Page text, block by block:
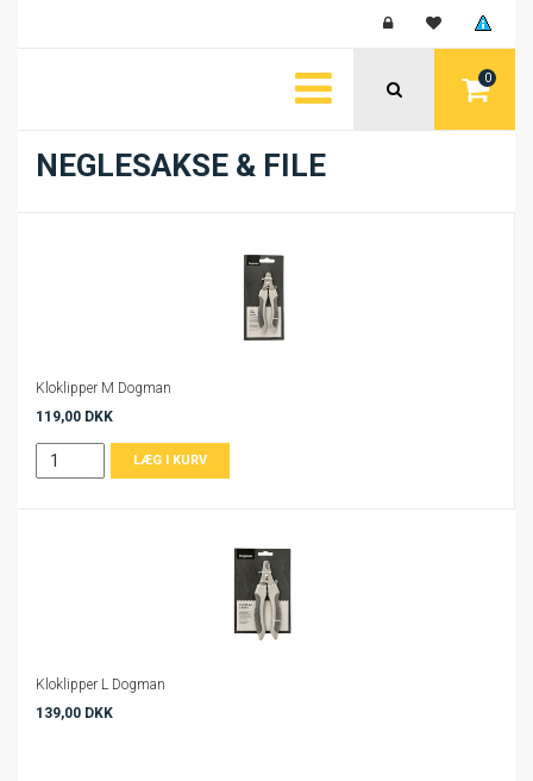
0
NEGLESAKSE & FILE
Kloklipper M Dogman
119,00 DKK
Kloklipper L Dogman
139,00 DKK